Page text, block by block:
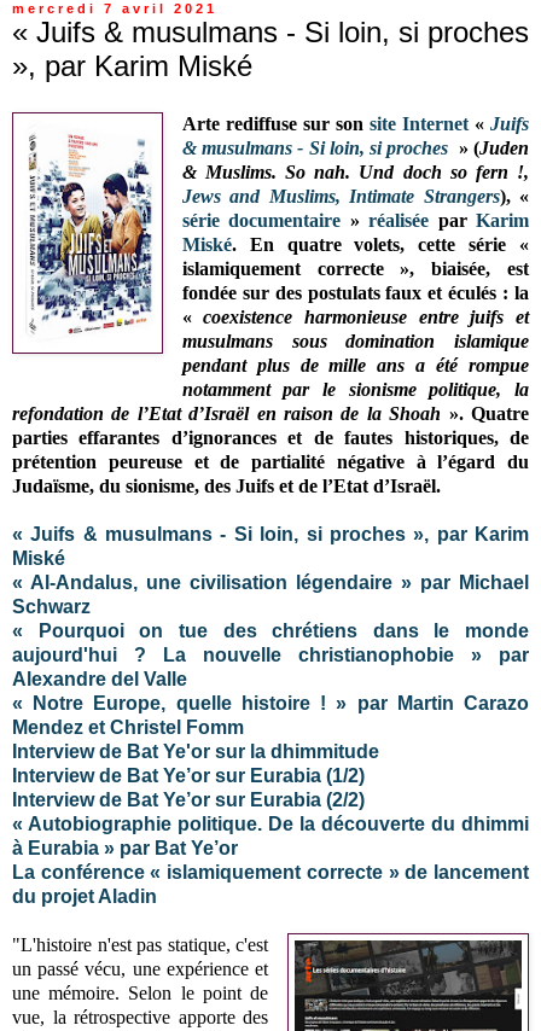
mercredi 7 avril 2021
« Juifs & musulmans - Si loin, si proches
», par Karim Miské
Arte rediffuse sur son site Internet«Juifs
& musulmans - Si loin, si proches » (Juden
& Muslims. So nah. Und doch so fern !,
Jews and Muslims, Intimate Strangers), «
série documentaire »réalisée parKarim
Miské. En quatre volets, cette série «
islamiquement correcte », biaisée, est
fondée sur des postulats faux et éculés : la
«coexistence harmonieuse entre juifs et
musulmans sous domination islamique
pendant plus de mille ans a été rompue
notamment par le sionisme politique, la
refondation de l’Etat d’Israël en raison de la Shoah ». Quatre
parties effarantes d’ignorances et de fautes historiques, de
prétention peureuse et de partialité négative à l’égard du
Judaïsme, du sionisme, des Juifs et de l’Etat d’Israël.
« Juifs & musulmans - Si loin, si proches », par Karim
Miské
« Al-Andalus, une civilisation légendaire » par Michael
Schwarz
« Pourquoi on tue des chrétiens dans le monde
aujourd'hui ? La nouvelle christianophobie » par
Alexandre del Valle
« Notre Europe, quelle histoire ! » par Martin Carazo
Mendez et Christel Fomm
Interview de Bat Ye'or sur la dhimmitude
Interview de Bat Ye’or sur Eurabia (1/2)
Interview de Bat Ye’or sur Eurabia (2/2)
« Autobiographie politique. De la découverte du dhimmi
à Eurabia » par Bat Ye’or
La conférence « islamiquement correcte » de lancement
du projet Aladin
"L'histoire n'est pas statique, c'est
un passé vécu, une expérience et
une mémoire. Selon le point de
vue, la rétrospective apporte des